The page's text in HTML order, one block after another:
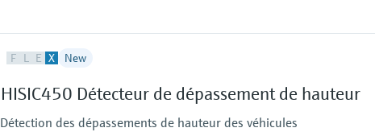
F L E X New
HISIC450 Détecteur de dépassement de hauteur
Détection des dépassements de hauteur des véhicules